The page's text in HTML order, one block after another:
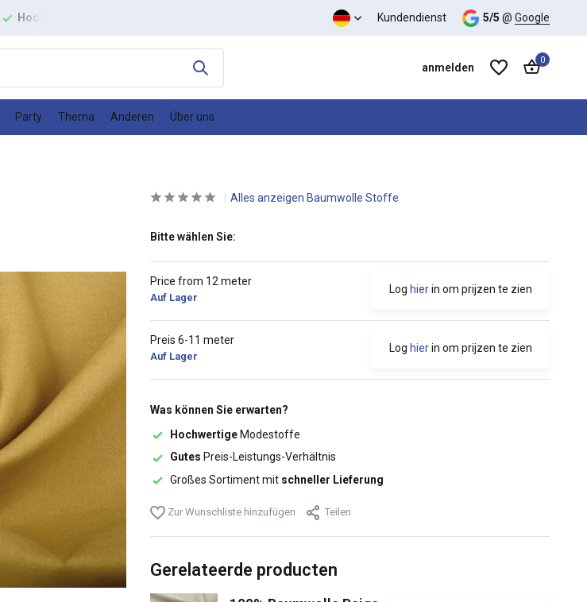
Hochwertige Preis-Leistungs-Verhältnis Kundendienst 5/5 @ Google
anmelden
0
Party Thema Anderen Über uns
Alles anzeigen Baumwolle Stoffe
Bitte wählen Sie:
Price from 12 meter
Auf Lager
Log hierin om prijzen te zien
Preis 6-11 meter
Auf Lager
Log hierin om prijzen te zien
Was können Sie erwarten?
HochwertigeModestoffe
Gutes Preis-Leistungs-Verhältnis
Großes Sortiment mit schneller Lieferung
Zur Wunschliste hinzufügen Teilen
Gerelateerde producten